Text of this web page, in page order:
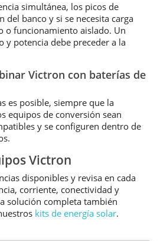
simultánea, los picos de
del banco y si se necesita carga
o funcionamiento aislado. Un
y potencia debe preceder a la
Victron con baterías de
es posible, siempre que la
equipos de conversión sean
y se configuren dentro de
Victron
disponibles y revisa en cada
corriente, conectividad y
solución completa también
kits de energía solar.